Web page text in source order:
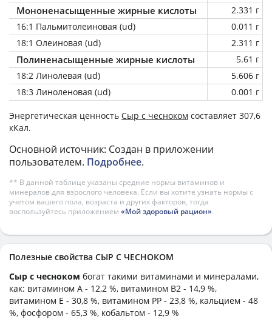
Мононенасыщенные жирные кислоты
2.331 г
16:1 Пальмитолеиновая (ud)
0.011 г
18:1 Олеиновая (ud)
2.311 г
Полиненасыщенные жирные кислоты
5.61 г
18:2 Линолевая (ud)
5.606 г
18:3 Линоленовая (ud)
0.001 г
Энергетическая ценность Сыр с чесноком составляет 307,6
кКал.
Основной источник: Создан в приложении
пользователем. Подробнее.
** В данной таблице указаны средние нормы витаминов и
минералов для взрослого человека. Если вы хотите узнать нормы с
учетом вашего пола, возраста и других факторов, тогда
воспользуйтесь приложением «Мой здоровый рацион».
Полезные свойства СЫР С ЧЕСНОКОМ
Сыр с чесноком богат такими витаминами и минералами,
как: витамином А - 12,2 %, витамином B2 - 14,9 %,
витамином E - 30,8 %, витамином PP - 23,8 %, кальцием - 48
%, фосфором - 65,3 %, кобальтом - 12,9 %